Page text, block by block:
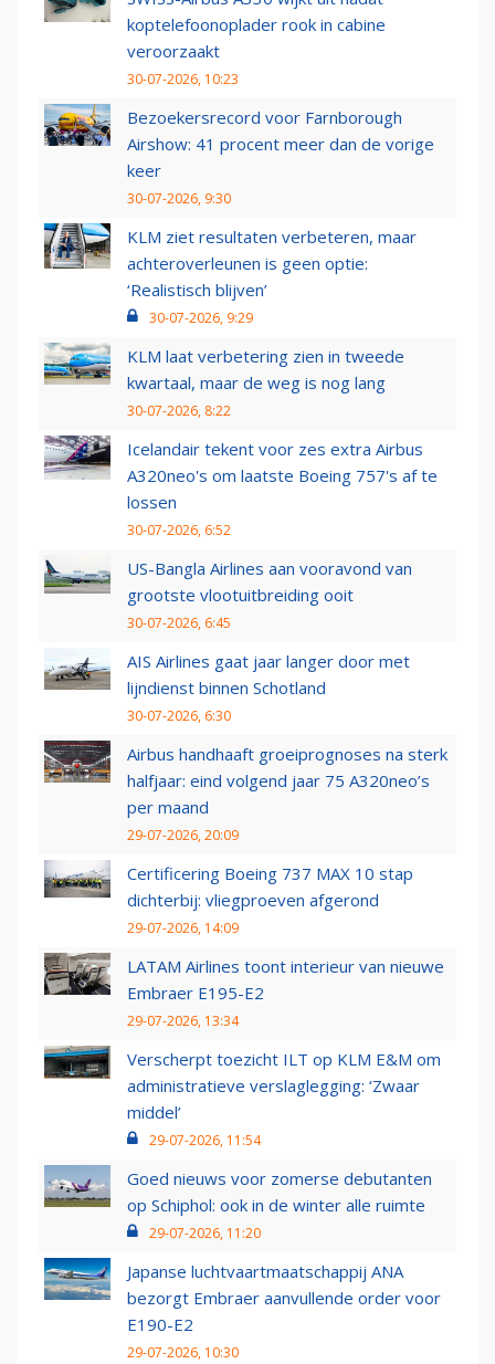
koptelefoonoplader rook in cabine
veroorzaakt
30-07-2026, 10:23
Bezoekersrecord voor Farnborough
Airshow: 41 procent meer dan de vorige
keer
30-07-2026, 9:30
KLM ziet resultaten verbeteren, maar
achteroverleunen is geen optie:
‘Realistisch blijven’
30-07-2026, 9:29
KLM laat verbetering zien in tweede
kwartaal, maar de weg is nog lang
30-07-2026, 8:22
Icelandair tekent voor zes extra Airbus
A320neo's om laatste Boeing 757's af te
lossen
30-07-2026, 6:52
US-Bangla Airlines aan vooravond van
grootste vlootuitbreiding ooit
30-07-2026, 6:45
AIS Airlines gaat jaar langer door met
lijndienst binnen Schotland
30-07-2026, 6:30
Airbus handhaaft groeiprognoses na sterk
halfjaar: eind volgend jaar 75 A320neo’s
per maand
29-07-2026, 20:09
Certificering Boeing 737 MAX 10 stap
dichterbij: vliegproeven afgerond
29-07-2026, 14:09
LATAM Airlines toont interieur van nieuwe
Embraer E195-E2
29-07-2026, 13:34
Verscherpt toezicht ILT op KLM E&M om
administratieve verslaglegging: ‘Zwaar
middel’
29-07-2026, 11:54
Goed nieuws voor zomerse debutanten
op Schiphol: ook in de winter alle ruimte
29-07-2026, 11:20
Japanse luchtvaartmaatschappij ANA
bezorgt Embraer aanvullende order voor
E190-E2
29-07-2026, 10:30